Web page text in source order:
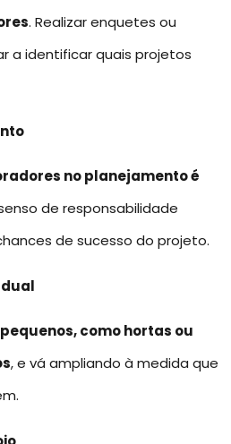
. Realizar enquetes ou
a identificar quais projetos
no planejamento é
de responsabilidade
de sucesso do projeto.
como hortas ou
, e vá ampliando à medida que